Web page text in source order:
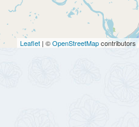
Leaflet | ©OpenStreetMapcontributors